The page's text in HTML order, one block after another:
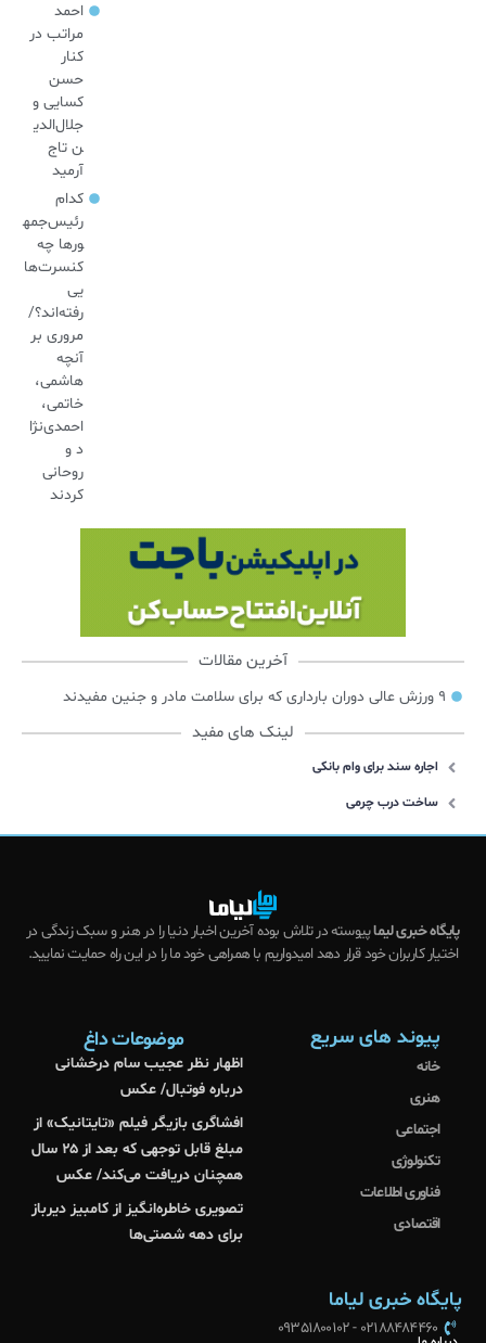
احمد
مراتب در
کنار
حسن
کسایی و
جلال‌الدی
ن تاج
آرمید
کدام
رئیس‌جمه
ورها چه
کنسرت‌ها
یی
رفته‌اند؟/
مروری بر
آنچه
هاشمی،
خاتمی،
احمدی‌نژا
د و
روحانی
کردند
آخرین مقالات
۹ ورزش عالی دوران بارداری که برای سلامت مادر و جنین مفیدند
لینک های مفید
اجاره سند برای وام بانکی
ساخت درب چرمی
پایگاه خبری لیماپیوسته در تلاش بوده آخرین اخبار دنیا را در هنر و سبک زندگی در
اختیار کاربران خود قرار دهد امیدواریم با همراهی خود ما را در این راه حمایت نمایید.
پیوند های سریع
خانه
هنری
اجتماعی
تکنولوژی
فناوری اطلاعات
اقتصادی
موضوعات داغ
اظهار نظر عجیب سام درخشانی
درباره فوتبال/ عکس
افشاگری بازیگر فیلم «تایتانیک» از
مبلغ قابل توجهی که بعد از ۲۵ سال
همچنان دریافت می‌کند/ عکس
تصویری خاطره‌انگیز از کامبیز دیرباز
برای دهه شصتی‌ها
پایگاه خبری لیاما
02188484460 - 09351800102